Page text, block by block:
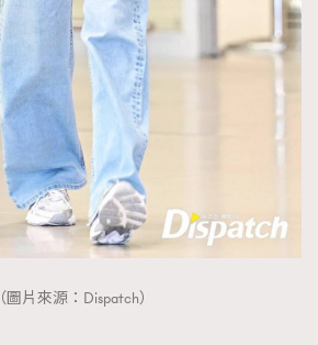
（圖片來源：Dispatch）